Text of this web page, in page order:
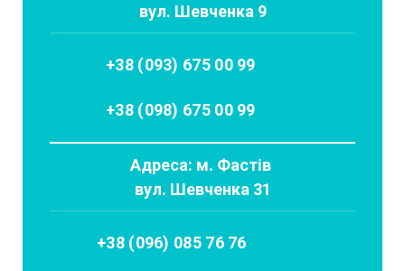
вул. Шевченка 9
+38 (093) 675 00 99
+38 (098) 675 00 99
Адреса: м. Фастів
вул. Шевченка 31
+38 (096) 085 76 76